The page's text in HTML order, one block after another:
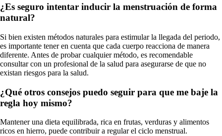
¿Es seguro intentar inducir la menstruación de forma
natural?
Si bien existen métodos naturales para estimular la llegada del periodo,
es importante tener en cuenta que cada cuerpo reacciona de manera
diferente. Antes de probar cualquier método, es recomendable
consultar con un profesional de la salud para asegurarse de que no
existan riesgos para la salud.
¿Qué otros consejos puedo seguir para que me baje la
regla hoy mismo?
Mantener una dieta equilibrada, rica en frutas, verduras y alimentos
ricos en hierro, puede contribuir a regular el ciclo menstrual.